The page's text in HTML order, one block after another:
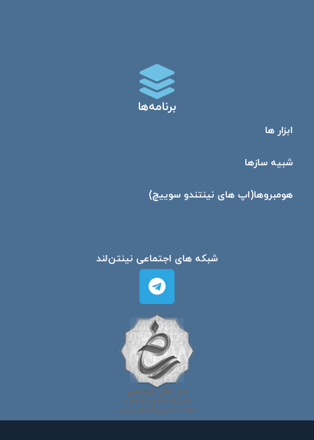
برنامه‌ها
ابزار ها
شبیه ساز‌ها
هومبرو‌ها(اپ های نینتندو سوییچ)
شبکه های اجتماعی نینتن‌لند